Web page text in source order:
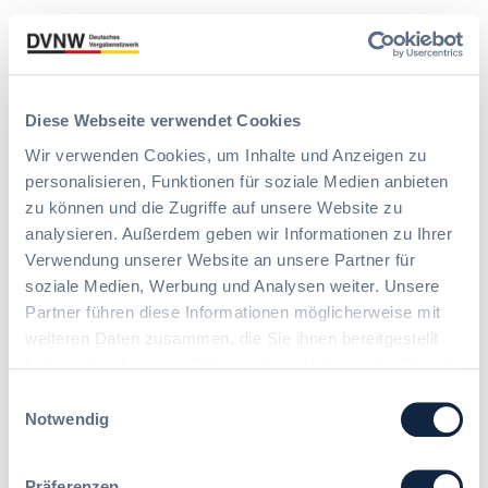
Diese Webseite verwendet Cookies
Wir verwenden Cookies, um Inhalte und Anzeigen zu
personalisieren, Funktionen für soziale Medien anbieten
zu können und die Zugriffe auf unsere Website zu
analysieren. Außerdem geben wir Informationen zu Ihrer
Verwendung unserer Website an unsere Partner für
soziale Medien, Werbung und Analysen weiter. Unsere
Partner führen diese Informationen möglicherweise mit
weiteren Daten zusammen, die Sie ihnen bereitgestellt
Cookies, wenn Sie unsere Webseite weiterhin nutzen.
Notwendig
Vielen Dank für Ihr Interesse an
der Veranstaltung!
Nachhaltigkeitskriterien im
Vergabeverfahren – ein Buch mit
sieben Siegeln?
Eine Buchung für diesen Termin ist